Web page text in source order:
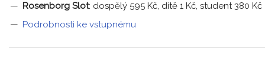
Rosenborg Slot: dospělý 595 Kč, dítě 1 Kč, student 380 Kč
Podrobnosti ke vstupnému